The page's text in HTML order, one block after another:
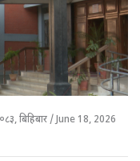
बिहिबार / June 18, 2026